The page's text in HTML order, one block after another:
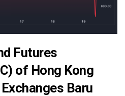
Futures
of Hong Kong
Baru